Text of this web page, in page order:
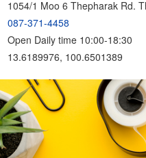
1054/1 Moo 6 Thepharak Rd.
087-371-4458
Open Daily time 10:00-18:30
13.6189976, 100.6501389